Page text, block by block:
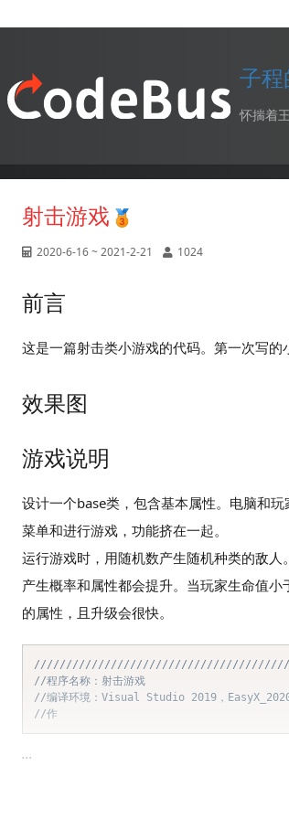
子
怀揣着
射击游戏
2020-6-16 ~ 2021-2-21 1024
前言
这是一篇射击类小游戏的代码。第一次写的
效果图
游戏说明
设计一个base类，包含基本属性。电脑和
菜单和进行游戏，功能挤在一起。
运行游戏时，用随机数产生随机种类的敌
产生概率和属性都会提升。当玩家生命值
的属性，且升级会很快。
//程序名称：射击游戏
//编译环境：Visual Studio 2019，
//作
...